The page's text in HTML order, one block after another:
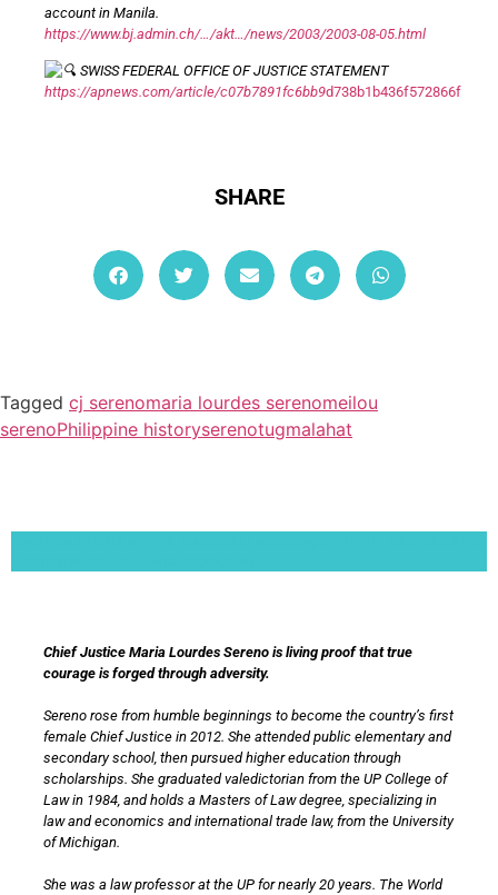
account in Manila.
https://www.bj.admin.ch/…/akt…/news/2003/2003-08-05.html
SWISS FEDERAL OFFICE OF JUSTICE STATEMENT
https://apnews.com/article/c07b7891fc6bb9d738b1b436f572866f
SHARE
Tagged cj serenomaria lourdes serenomeilou
serenoPhilippine historyserenotugmalahat
Chief Justice Maria Lourdes Sereno is living proof that true
courage is forged through adversity.
Sereno rose from humble beginnings to become the country’s first
female Chief Justice in 2012. She attended public elementary and
secondary school, then pursued higher education through
scholarships. She graduated valedictorian from the UP College of
Law in 1984, and holds a Masters of Law degree, specializing in
law and economics and international trade law, from the University
of Michigan.
She was a law professor at the UP for nearly 20 years. The World